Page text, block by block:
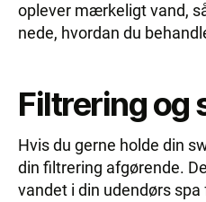
oplever mærkeligt vand,
nede, hvordan du
Filtrering og
Hvis du gerne holde din
din filtrering afgørende.
vandet i din udendørs